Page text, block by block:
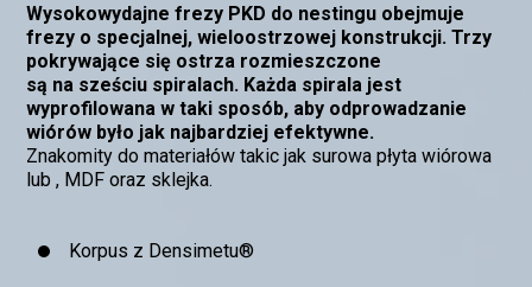
Wysokowydajne frezy PKD do nestingu obejmuje
frezy o specjalnej, wieloostrzowej konstrukcji. Trzy
pokrywające się ostrza rozmieszczone
są na sześciu spiralach. Każda spirala jest
wyprofilowana w taki sposób, aby odprowadzanie
wiórów było jak najbardziej efektywne.
Znakomity do materiałów takic jak surowa płyta wiórowa
lub , MDF oraz sklejka.
Korpus z Densimetu®